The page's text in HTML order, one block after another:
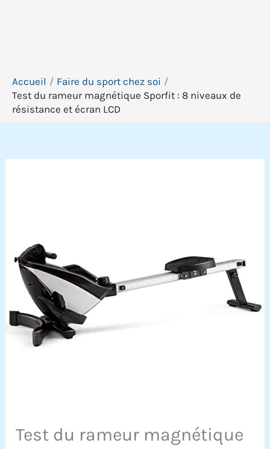
Accueil
Faire du sport chez soi
Test du rameur magnétique Sporfit : 8 niveaux de
résistance et écran LCD
Test du rameur magnétique